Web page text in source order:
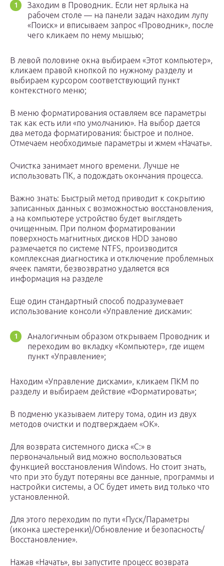
Заходим в Проводник. Если нет ярлыка на
рабочем столе — на панели задач находим лупу
«Поиск» и вписываем запрос «Проводник», после
чего кликаем по нему мышью;
В левой половине окна выбираем «Этот компьютер»,
кликаем правой кнопкой по нужному разделу и
выбираем курсором соответствующий пункт
контекстного меню;
В меню форматирования оставляем все параметры
так как есть или «по умолчанию». На выбор дается
два метода форматирования: быстрое и полное.
Отмечаем необходимые параметры и жмем «Начать».
Очистка занимает много времени. Лучше не
использовать ПК, а подождать окончания процесса.
Важно знать: Быстрый метод приводит к сокрытию
записанных данных с возможностью восстановления,
а на компьютере устройство будет выглядеть
очищенным. При полном форматировании
поверхность магнитных дисков HDD заново
размечается по системе NTFS, производится
комплексная диагностика и отключение проблемных
ячеек памяти, безвозвратно удаляется вся
информация на разделе
Еще один стандартный способ подразумевает
использование консоли «Управление дисками»:
Аналогичным образом открываем Проводник и
переходим во вкладку «Компьютер», где ищем
пункт «Управление»;
Находим «Управление дисками», кликаем ПКМ по
разделу и выбираем действие «Форматировать»;
В подменю указываем литеру тома, один из двух
методов очистки и подтверждаем «ОК».
Для возврата системного диска «C:» в
первоначальный вид можно воспользоваться
функцией восстановления Windows. Но стоит знать,
что при это будут потеряны все данные, программы и
настройки системы, а OC будет иметь вид только что
установленной.
Для этого переходим по пути «Пуск/Параметры
(иконка шестеренки)/Обновление и безопасность/
Восстановление».
Нажав «Начать», вы запустите процесс возврата